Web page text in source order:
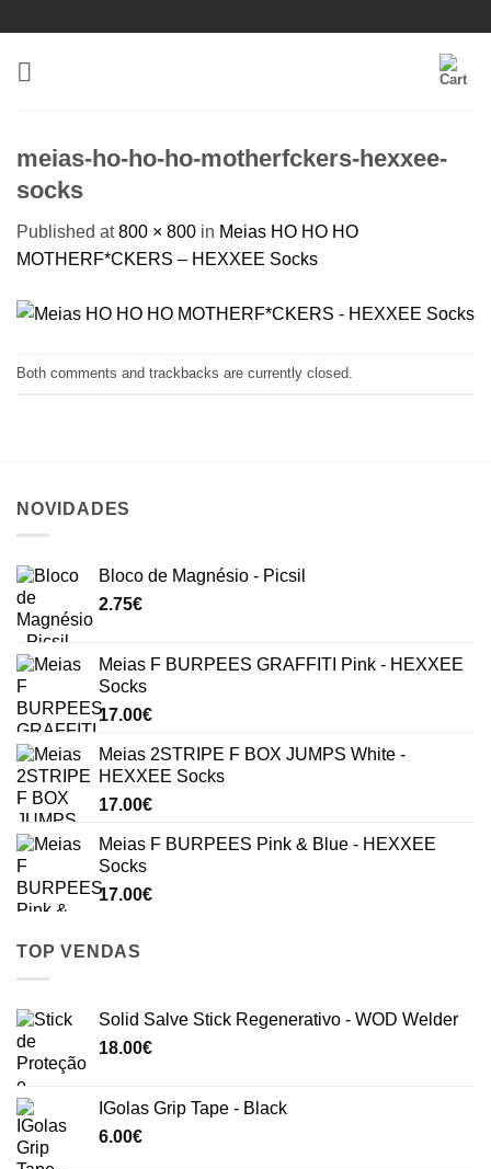
content
meias-ho-ho-ho-motherfckers-hexxee-
socks
Published at800 × 800 in Meias HO HO HO
MOTHERF*CKERS – HEXXEE Socks
Both comments and trackbacks are currently closed.
NOVIDADES
Bloco de Magnésio - Picsil
2.75€
Meias F BURPEES GRAFFITI Pink - HEXXEE
Socks
17.00€
Meias 2STRIPE F BOX JUMPS White -
HEXXEE Socks
17.00€
Meias F BURPEES Pink & Blue - HEXXEE
Socks
17.00€
TOP VENDAS
Solid Salve Stick Regenerativo - WOD Welder
18.00€
IGolas Grip Tape - Black
6.00€